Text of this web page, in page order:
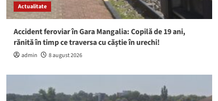
Actualitate
Accident feroviar în Gara Mangalia: Copilă de 19 ani,
rănită în timp ce traversa cu căștie în urechi!
admin 8 august 2026